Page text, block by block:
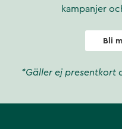
kampanjer
Bli
*Gäller ej presentkort